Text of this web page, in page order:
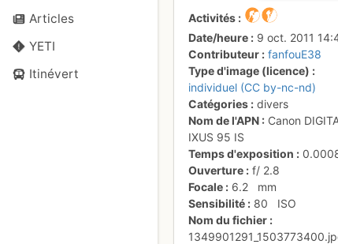
Articles
YETI
Itinévert
Activités
Date/heure
9 oct. 2011
Contributeur
fanfouE38
Type d'image (licence)
individuel (CC by-nc-nd)
Catégories
divers
Nom de l'APN
Canon
IXUS 95 IS
Temps d'exposition
Ouverture
f/2.8
Focale
6.2
mm
Sensibilité
80
ISO
Nom du fichier